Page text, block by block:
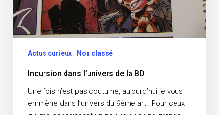
Actus curieux Non classé
Incursion dans l’univers de la BD
Une fois n’est pas coutume, aujourd’hui je vous
emmène dans l’univers du 9ème art ! Pour ceux